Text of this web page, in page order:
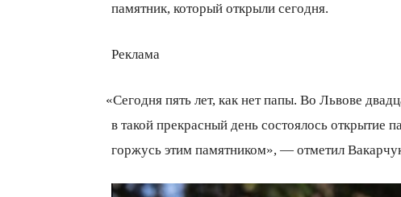
памятник, который открыли сегодня.
Реклама
«Сегодня пять лет, как нет папы. Во Львове
в такой прекрасный день состоялось открытие
горжусь этим памятником», — отметил